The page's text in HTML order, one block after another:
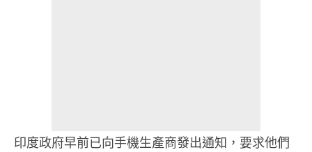
印度政府早前已向手機生產商發出通知，要求他們